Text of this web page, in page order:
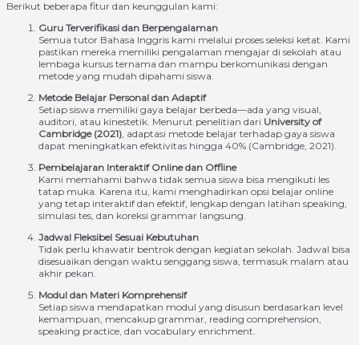
Berikut beberapa fitur dan keunggulan kami:
Guru Terverifikasi dan Berpengalaman
Semua tutor Bahasa Inggris kami melalui proses seleksi ketat. Kami
pastikan mereka memiliki pengalaman mengajar di sekolah atau
lembaga kursus ternama dan mampu berkomunikasi dengan
metode yang mudah dipahami siswa.
Metode Belajar Personal dan Adaptif
Setiap siswa memiliki gaya belajar berbeda—ada yang visual,
auditori, atau kinestetik. Menurut penelitian dari University of
Cambridge (2021) , adaptasi metode belajar terhadap gaya siswa
dapat meningkatkan efektivitas hingga 40% (Cambridge, 2021).
Pembelajaran Interaktif Online dan Offline
Kami memahami bahwa tidak semua siswa bisa mengikuti les
tatap muka. Karena itu, kami menghadirkan opsi belajar online
yang tetap interaktif dan efektif, lengkap dengan latihan speaking,
simulasi tes, dan koreksi grammar langsung.
Jadwal Fleksibel Sesuai Kebutuhan
Tidak perlu khawatir bentrok dengan kegiatan sekolah. Jadwal bisa
disesuaikan dengan waktu senggang siswa, termasuk malam atau
akhir pekan.
Modul dan Materi Komprehensif
Setiap siswa mendapatkan modul yang disusun berdasarkan level
kemampuan, mencakup grammar, reading comprehension,
speaking practice, dan vocabulary enrichment.